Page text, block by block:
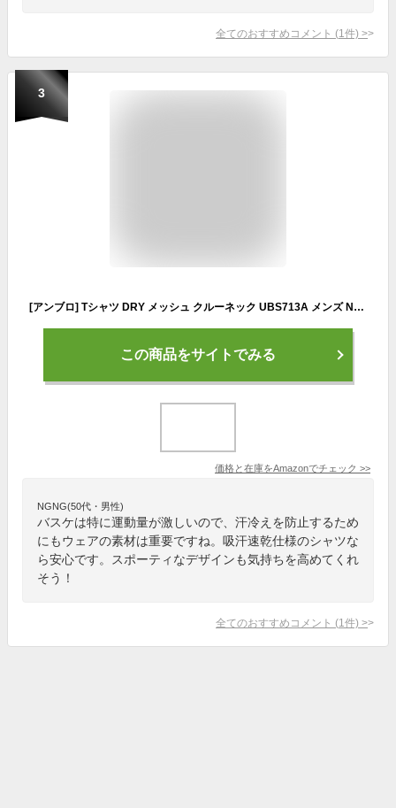
全てのおすすめコメント (1 件) >
3
[アンブロ] Tシャツ DRY メッシュ クルーネック UBS713A メンズ NEWブル－ L
この商品をサイトでみる
価格と在庫をAmazonでチェック >>
NGNG(50代・男性)
バスケは特に運動量が激しいので、汗冷えを防止するため
にもウェアの素材は重要ですね。吸汗速乾仕様のシャツな
ら安心です。スポーティなデザインも気持ちを高めてくれ
そう！
全てのおすすめコメント (1 件) >